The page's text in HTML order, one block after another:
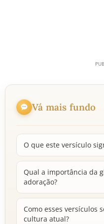
Vá mais fundo
O que este versículo
Qual a importância da
adoração?
Como esses versículos
cultura atual?